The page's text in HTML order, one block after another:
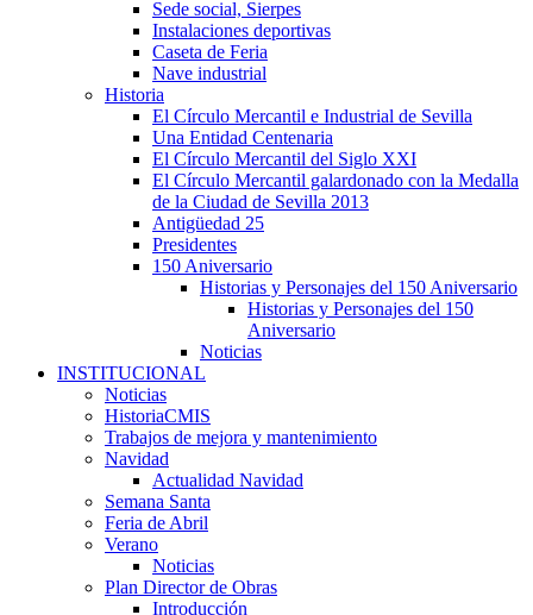
Sede social, Sierpes
Instalaciones deportivas
Caseta de Feria
Nave industrial
Historia
El Círculo Mercantil e Industrial de Sevilla
Una Entidad Centenaria
El Círculo Mercantil del Siglo XXI
El Círculo Mercantil galardonado con la Medalla
de la Ciudad de Sevilla 2013
Antigüedad 25
Presidentes
150 Aniversario
Historias y Personajes del 150 Aniversario
Historias y Personajes del 150
Aniversario
Noticias
INSTITUCIONAL
Noticias
HistoriaCMIS
Trabajos de mejora y mantenimiento
Navidad
Actualidad Navidad
Semana Santa
Feria de Abril
Verano
Noticias
Plan Director de Obras
Introducción